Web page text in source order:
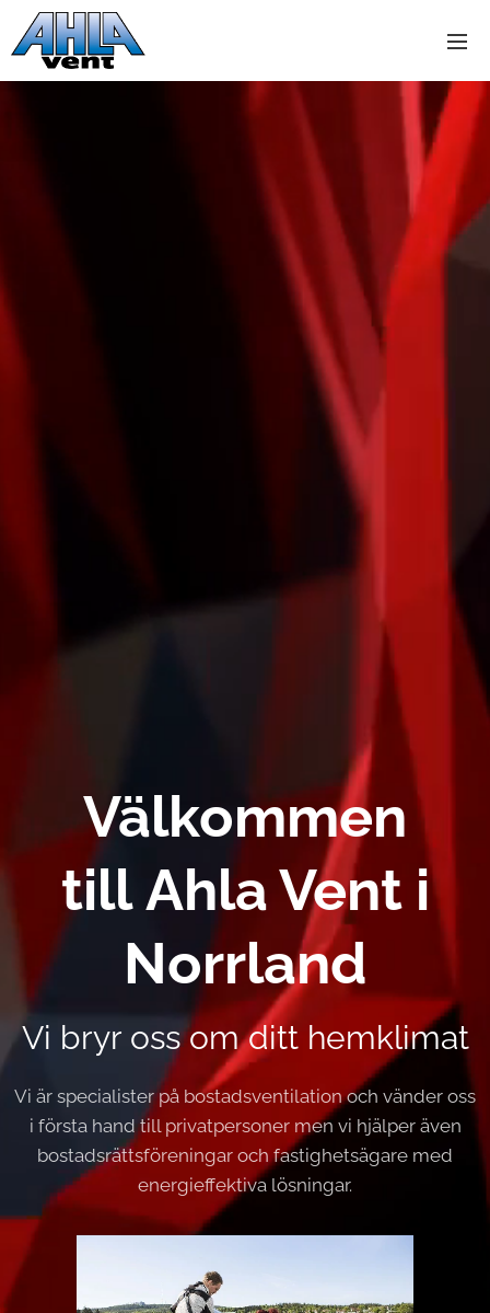
Välkommen
tillAhla Vent i
Norrland
Vi bryr oss om ditt hemklimat
Vi är specialister på bostadsventilation och vänder oss
i första hand till privatpersoner men vi hjälper även
bostadsrättsföreningar och fastighetsägare med
energieffektiva lösningar.